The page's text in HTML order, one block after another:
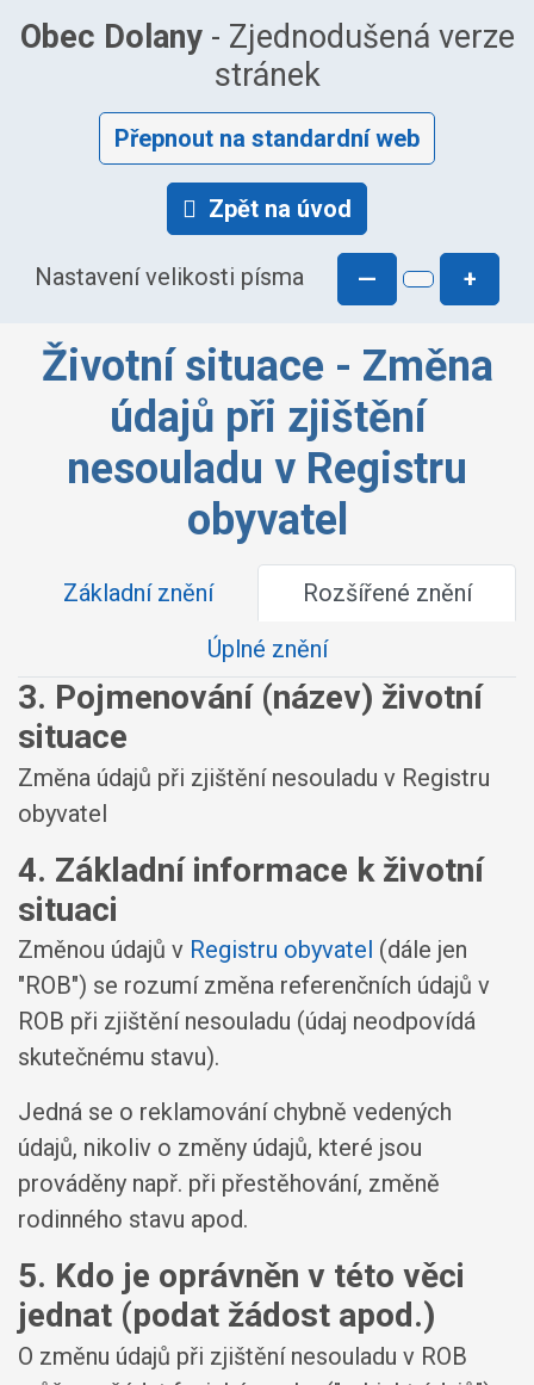
Obec Dolany- Zjednodušená verze
stránek
Přepnout na standardní web
Zpět na úvod
Nastavení velikosti písma — +
Životní situace - Změna
údajů při zjištění
nesouladu v Registru
obyvatel
Základní znění
Rozšířené znění
Úplné znění
3. Pojmenování (název) životní
situace
Změna údajů při zjištění nesouladu v Registru
obyvatel
4. Základní informace k životní
situaci
Změnou údajů v Registru obyvatel (dále jen
"ROB") se rozumí změna referenčních údajů v
ROB při zjištění nesouladu (údaj neodpovídá
skutečnému stavu).
Jedná se o reklamování chybně vedených
údajů, nikoliv o změny údajů, které jsou
prováděny např. při přestěhování, změně
rodinného stavu apod.
5. Kdo je oprávněn v této věci
jednat (podat žádost apod.)
O změnu údajů při zjištění nesouladu v ROB